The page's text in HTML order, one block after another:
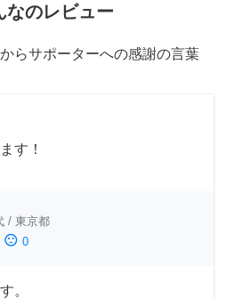
なのレビュー
らサポーターへの感謝の言葉
す！
/ 東京都
sentiment_dissatisfied 0
。